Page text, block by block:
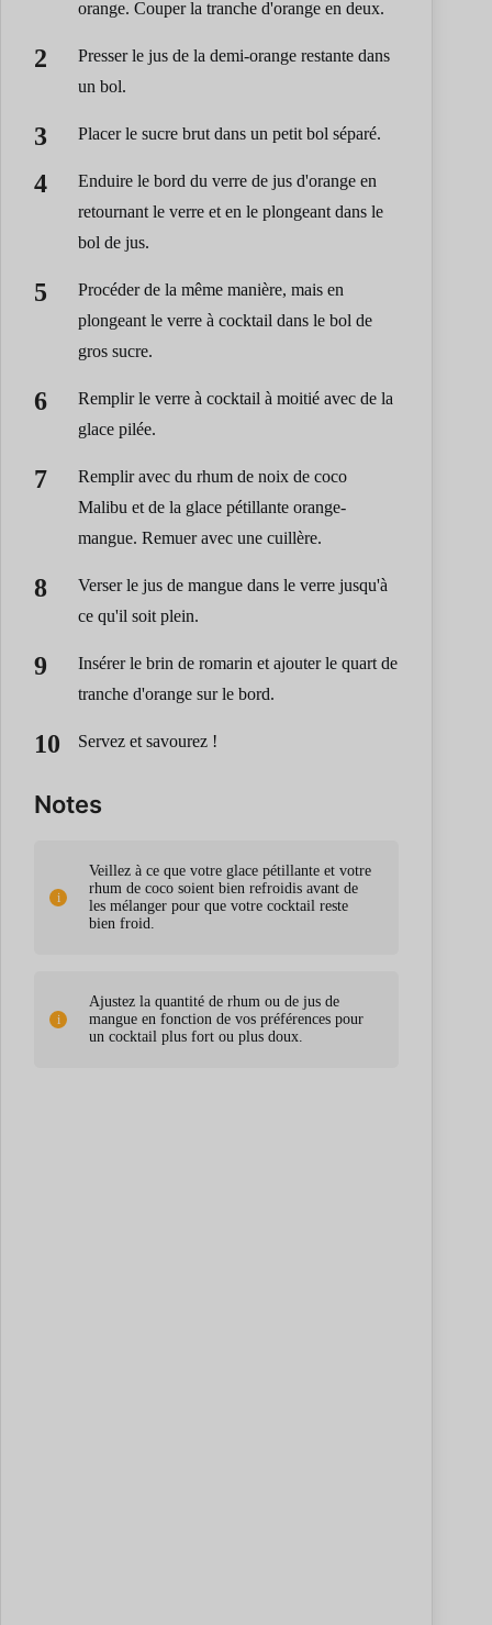
orange. Couper la tranche d'orange en deux.
Presser le jus de la demi-orange restante dans
un bol.
Placer le sucre brut dans un petit bol séparé.
Enduire le bord du verre de jus d'orange en
retournant le verre et en le plongeant dans le
bol de jus.
Procéder de la même manière, mais en
plongeant le verre à cocktail dans le bol de
gros sucre.
Remplir le verre à cocktail à moitié avec de la
glace pilée.
Remplir avec du rhum de noix de coco
Malibu et de la glace pétillante orange-
mangue. Remuer avec une cuillère.
Verser le jus de mangue dans le verre jusqu'à
ce qu'il soit plein.
Insérer le brin de romarin et ajouter le quart de
tranche d'orange sur le bord.
Servez et savourez !
Notes
Veillez à ce que votre glace pétillante et votre
rhum de coco soient bien refroidis avant de
les mélanger pour que votre cocktail reste
bien froid.
Ajustez la quantité de rhum ou de jus de
mangue en fonction de vos préférences pour
un cocktail plus fort ou plus doux.